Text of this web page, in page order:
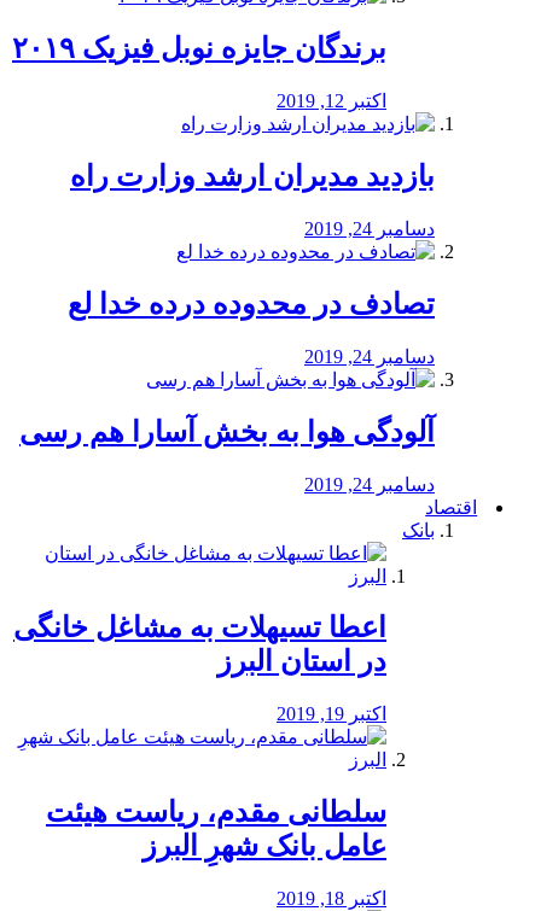
برندگان جایزه نوبل فیزیک ۲۰۱۹
اکتبر 12, 2019
بازدید مدیران ارشد وزارت راه
دسامبر 24, 2019
تصادف در محدوده درده خدا لع
دسامبر 24, 2019
آلودگی هوا به بخش آسارا هم رسی
دسامبر 24, 2019
اقتصاد
بانک
️اعطا تسیهلات به مشاغل خانگی
در استان البرز
اکتبر 19, 2019
سلطانی مقدم، ریاست هیئت
عامل بانک شهرِ البرز
اکتبر 18, 2019